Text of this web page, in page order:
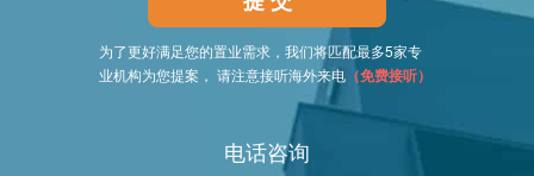
为了更好满足您的置业需求，我们将匹配最多5家专
业机构为您提案， 请注意接听海外来电 （免费接听）
电话咨询